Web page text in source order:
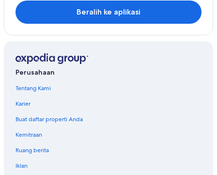
Beralih ke aplikasi
Perusahaan
Tentang Kami
Karier
Buat daftar properti Anda
Kemitraan
Ruang berita
Iklan